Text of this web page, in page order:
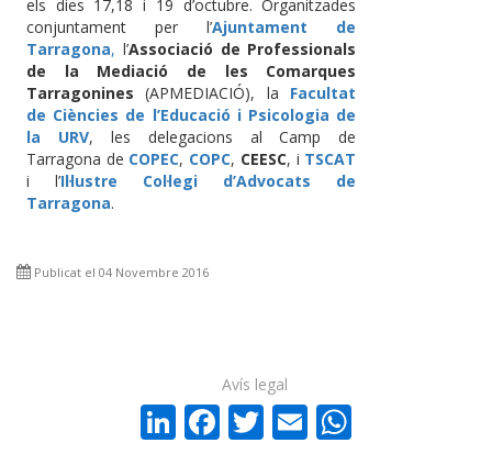
els dies 17,18 i 19 d’octubre. Organitzades
conjuntament per l’Ajuntament de
Tarragona, l’Associació de Professionals
de la Mediació de les Comarques
Tarragonines (APMEDIACIÓ), la Facultat
de Ciències de l’Educació i Psicologia de
la URV, les delegacions al Camp de
Tarragona de COPEC, COPC, CEESC, i TSCAT
i l’Il·lustre Col·legi d’Advocats de
Tarragona.
Publicat el 04 Novembre 2016
LinkedIn
Facebook
Twitter
Email
Avís legal